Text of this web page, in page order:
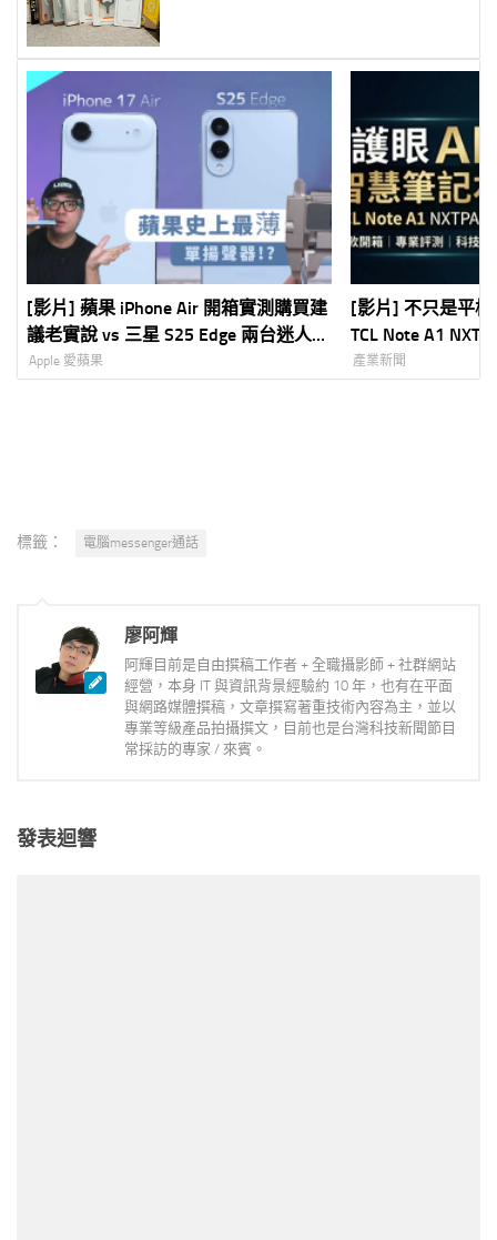
[影片] 蘋果 iPhone Air 開箱實測購買建
議老實說 vs 三星 S25 Edge 兩台迷人的
超輕薄手機
Apple 愛蘋果
[影片] 不只是平
TCL Note A1
完整評測
產業新聞
標籤： 電腦messenger通話
廖阿輝
阿輝目前是自由撰稿工作者 + 全職攝影師 + 社群網站
經營，本身 IT 與資訊背景經驗約 10 年，也有在平面
與網路媒體撰稿，文章撰寫著重技術內容為主，並以
專業等級產品拍攝撰文，目前也是台灣科技新聞節目
常採訪的專家 / 來賓。
發表迴響